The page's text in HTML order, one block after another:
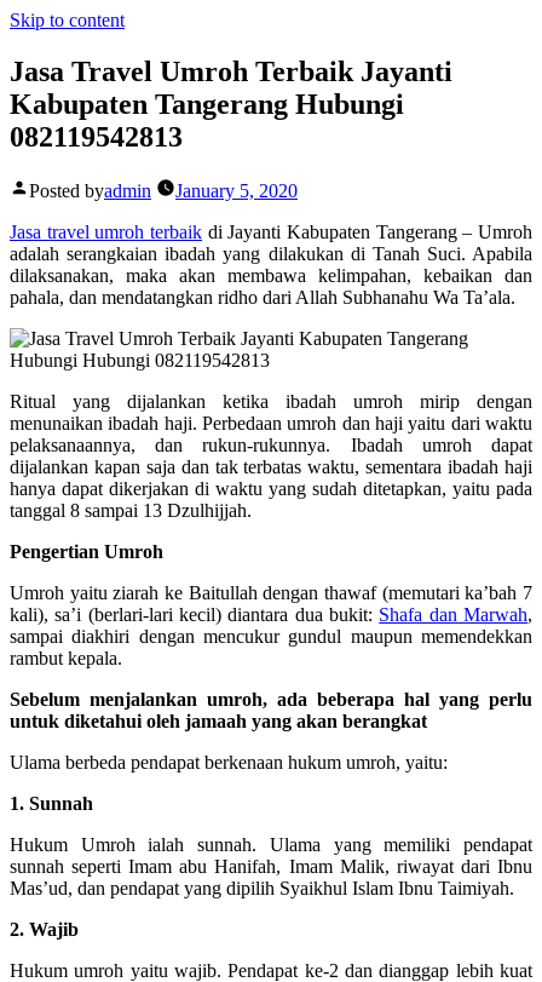
Skip to content
Jasa Travel Umroh Terbaik Jayanti
Kabupaten Tangerang Hubungi
082119542813
Posted byadmin
January 5, 2020
Jasa travel umroh terbaik di Jayanti Kabupaten Tangerang – Umroh
adalah serangkaian ibadah yang dilakukan di Tanah Suci. Apabila
dilaksanakan, maka akan membawa kelimpahan, kebaikan dan
pahala, dan mendatangkan ridho dari Allah Subhanahu Wa Ta’ala.
Ritual yang dijalankan ketika ibadah umroh mirip dengan
menunaikan ibadah haji. Perbedaan umroh dan haji yaitu dari waktu
pelaksanaannya, dan rukun-rukunnya. Ibadah umroh dapat
dijalankan kapan saja dan tak terbatas waktu, sementara ibadah haji
hanya dapat dikerjakan di waktu yang sudah ditetapkan, yaitu pada
tanggal 8 sampai 13 Dzulhijjah.
Pengertian Umroh
Umroh yaitu ziarah ke Baitullah dengan thawaf (memutari ka’bah 7
kali), sa’i (berlari-lari kecil) diantara dua bukit: Shafa dan Marwah,
sampai diakhiri dengan mencukur gundul maupun memendekkan
rambut kepala.
Sebelum menjalankan umroh, ada beberapa hal yang perlu
untuk diketahui oleh jamaah yang akan berangkat
Ulama berbeda pendapat berkenaan hukum umroh, yaitu:
1. Sunnah
Hukum Umroh ialah sunnah. Ulama yang memiliki pendapat
sunnah seperti Imam abu Hanifah, Imam Malik, riwayat dari Ibnu
Mas’ud, dan pendapat yang dipilih Syaikhul Islam Ibnu Taimiyah.
2. Wajib
Hukum umroh yaitu wajib. Pendapat ke-2 dan dianggap lebih kuat